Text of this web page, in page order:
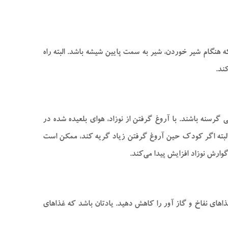
همین دلیل باید، بطری را تا حدود ۳۰ یا ۴۰ درجه کج کنید، به شکلی که هنگام شیر خوردن، شیر به سمت پایین شیشه باشد. البته راه
باشند. با آروغ گرفتن از نوزاد، هوای بلعیده شده در
البته اگر کودک حین آروغ گرفتن زیاد گریه کند، ممکن است
نوزاد افزایش پیدا می‌کند.
نفاخ و گاز آور را کاهش دهید. یادتان باشد که غذا‌های